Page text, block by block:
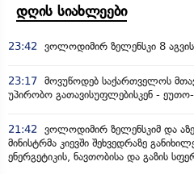
დღის სიახლეები
23:42 ვოლოდიმირ ზელენსკი 8
23:17 მოვუწოდებ საქართველოს
უპირობო გათავისუფლებისკენ -
21:42
ვოლოდიმირ ზელენსკიმ და
მინისტრმა კიევში შეხვედრაზე
ენერგეტიკის, ნავთობისა და გაზის